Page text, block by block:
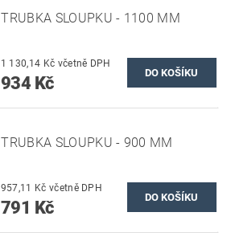
TRUBKA SLOUPKU - 1100 MM
1 130,14 Kč včetně DPH
934 Kč
TRUBKA SLOUPKU - 900 MM
957,11 Kč včetně DPH
791 Kč